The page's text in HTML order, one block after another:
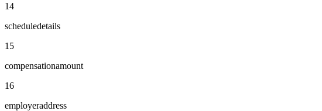
14
scheduledetails
15
compensationamount
16
employeraddress